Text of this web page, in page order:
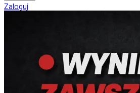
Zaloguj